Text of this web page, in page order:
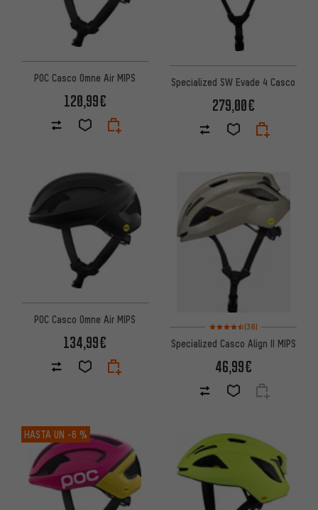
POC Casco Omne Air MIPS
120,99€
Specialized SW Evade 4 Casco
279,00€
POC Casco Omne Air MIPS
134,99€
Valoración media: 4,5 de 5
(38)
Specialized Casco Align II MIPS
46,99€
HASTA UN -6 %